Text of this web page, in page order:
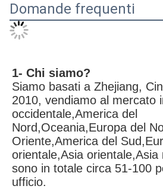
Domande frequenti
1- Chi siamo?
Siamo basati a Zhejiang,
2010, vendiamo al mercato
occidentale,America del
Nord,Oceania,Europa del
Oriente,America del
orientale,Asia orientale,Asia
sono in totale circa 51-100
ufficio.